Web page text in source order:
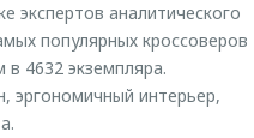
экспертов аналитического
популярных кроссоверов
4632 экземпляра.
эргономичный интерьер,